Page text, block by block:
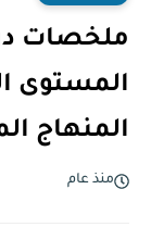
ملخصات
المنهاج
منذ عام